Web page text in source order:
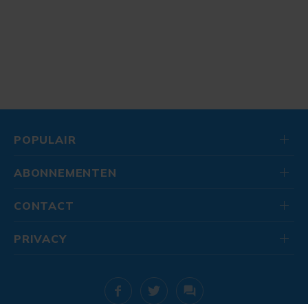
POPULAIR
ABONNEMENTEN
CONTACT
PRIVACY